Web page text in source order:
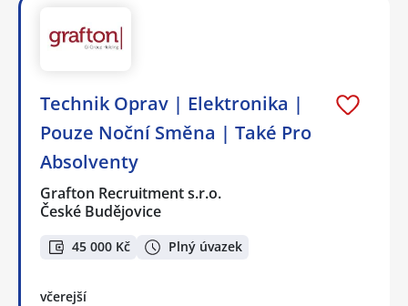
Technik Oprav | Elektronika |
Pouze Noční Směna | Také Pro
Absolventy
Grafton Recruitment s.r.o.
České Budějovice
45 000 Kč Plný úvazek
včerejší